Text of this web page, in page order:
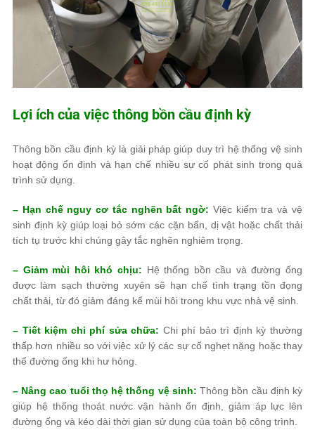
Lợi ích của việc thông bồn cầu định kỳ
Thông bồn cầu định kỳ là giải pháp giúp duy trì hệ thống vệ sinh
hoạt động ổn định và hạn chế nhiều sự cố phát sinh trong quá
trình sử dụng.
– Hạn chế nguy cơ tắc nghẽn bất ngờ: Việc kiểm tra và vệ
sinh định kỳ giúp loại bỏ sớm các cặn bẩn, dị vật hoặc chất thải
tích tụ trước khi chúng gây tắc nghẽn nghiêm trọng.
– Giảm mùi hôi khó chịu: Hệ thống bồn cầu và đường ống
được làm sạch thường xuyên sẽ hạn chế tình trạng tồn đọng
chất thải, từ đó giảm đáng kể mùi hôi trong khu vực nhà vệ sinh.
– Tiết kiệm chi phí sửa chữa: Chi phí bảo trì định kỳ thường
thấp hơn nhiều so với việc xử lý các sự cố nghẹt nặng hoặc thay
thế đường ống khi hư hỏng.
– Nâng cao tuổi thọ hệ thống vệ sinh:Thông bồn cầu định kỳ
giúp hệ thống thoát nước vận hành ổn định, giảm áp lực lên
đường ống và kéo dài thời gian sử dụng của toàn bộ công trình.